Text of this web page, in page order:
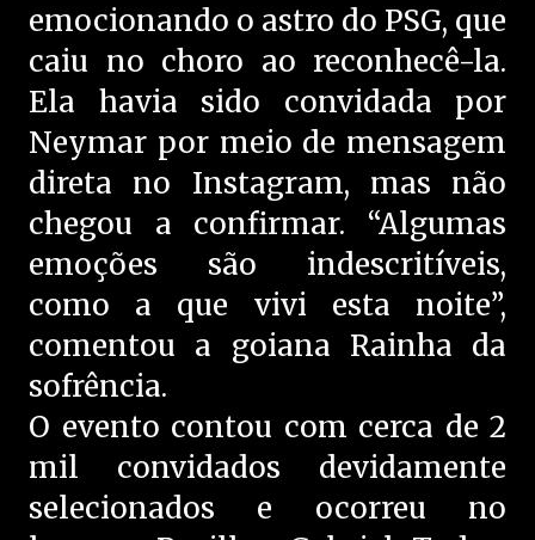
emocionando o astro do PSG, que
caiu no choro ao reconhecê-la.
Ela havia sido convidada por
Neymar por meio de mensagem
direta no Instagram, mas não
chegou a confirmar. “Algumas
emoções são indescritíveis,
como a que vivi esta noite”,
comentou a goiana Rainha da
sofrência.
O evento contou com cerca de 2
mil convidados devidamente
selecionados e ocorreu no